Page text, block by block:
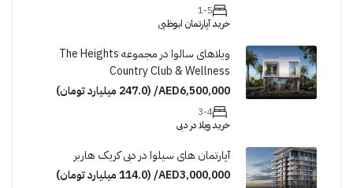
1-5
خرید آپارتمان ابوظبی
ویلاهای سالوا در مجموعه The Heights
Country Club & Wellness
AED6,500,000/ (247.0 میلیارد تومان)
3-4
خرید ویلا در دبی
آپارتمان های سیلوا در دبی کریک هاربر
AED3,000,000/ (114.0 میلیارد تومان)